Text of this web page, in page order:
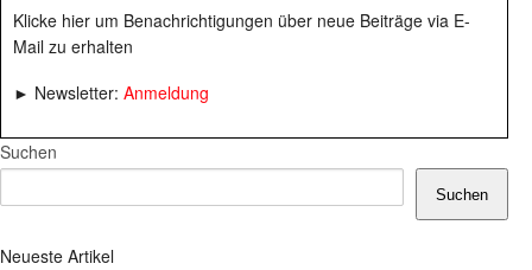
Klicke hier um Benachrichtigungen über neue Beiträge via E-
Mail zu erhalten
► Newsletter: Anmeldung
Suchen
Suchen
Neueste Artikel